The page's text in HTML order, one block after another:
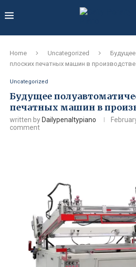
Home Uncategorized
плоских печатных машин в производстве
Uncategorized
Будущее
печатных машин в
written by Dailypenaltypiano
comment